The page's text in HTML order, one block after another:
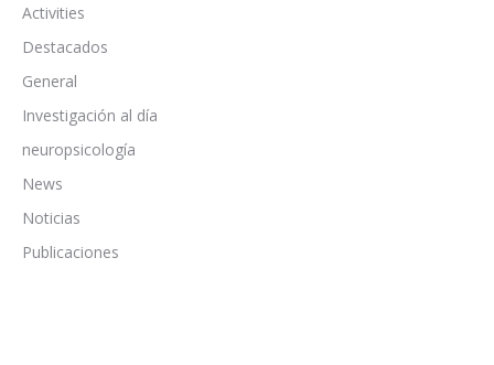
Activities
Destacados
General
Investigación al día
neuropsicología
News
Noticias
Publicaciones